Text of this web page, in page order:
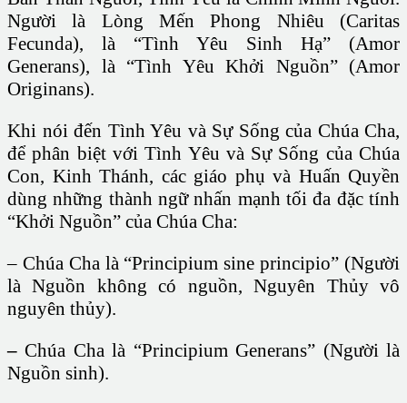
Người là Lòng Mến Phong Nhiêu (Caritas
Fecunda), là “Tình Yêu Sinh Hạ” (Amor
Generans), là “Tình Yêu Khởi Nguồn” (Amor
Originans).
Khi nói đến Tình Yêu và Sự Sống của Chúa Cha,
để phân biệt với Tình Yêu và Sự Sống của Chúa
Con, Kinh Thánh, các giáo phụ và Huấn Quyền
dùng những thành ngữ nhấn mạnh tối đa đặc tính
“Khởi Nguồn” của Chúa Cha:
– Chúa Cha là “Principium sine principio” (Người
là Nguồn không có nguồn, Nguyên Thủy vô
nguyên thủy).
–Chúa Cha là “Principium Generans” (Người là
Nguồn sinh).